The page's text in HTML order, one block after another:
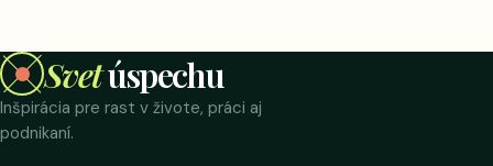
Svetúspechu
Inšpirácia pre rast v živote, práci aj
podnikaní.